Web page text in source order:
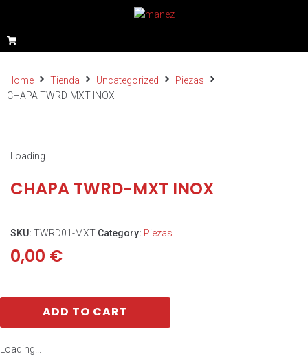
Home Tienda Uncategorized
Piezas
CHAPA TWRD-MXT INOX
Loading...
CHAPA TWRD-MXT INOX
SKU: TWRD01-MXT Category: Piezas
0,00 €
ADD TO CART
Loading...